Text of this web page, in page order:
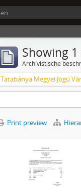
Showing
Archivistische
Tatabánya Megyei Jogú
Print preview